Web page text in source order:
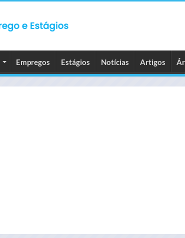
Empregos Estágios Notícias Artigos